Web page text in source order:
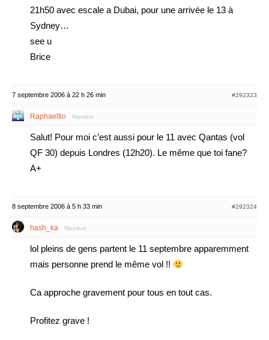
21h50 avec escale a Dubai, pour une arrivée le 13 à
Sydney…
see u
Brice
7 septembre 2006 à 22 h 26 min #292323
Raphaeltio Membre
Salut! Pour moi c’est aussi pour le 11 avec Qantas (vol
QF 30) depuis Londres (12h20). Le même que toi fane?
A+
8 septembre 2006 à 5 h 33 min #292324
hash_ka Membre
lol pleins de gens partent le 11 septembre apparemment
mais personne prend le même vol !!
Ca approche gravement pour tous en tout cas.
Profitez grave !